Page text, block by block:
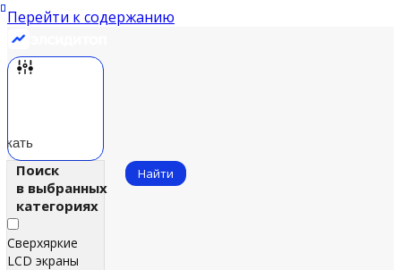
Перейти к содержанию
Поиск
в выбранных
категориях
Сверхяркие
LCD экраны
Найти